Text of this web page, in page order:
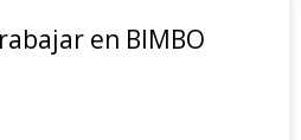
en BIMBO